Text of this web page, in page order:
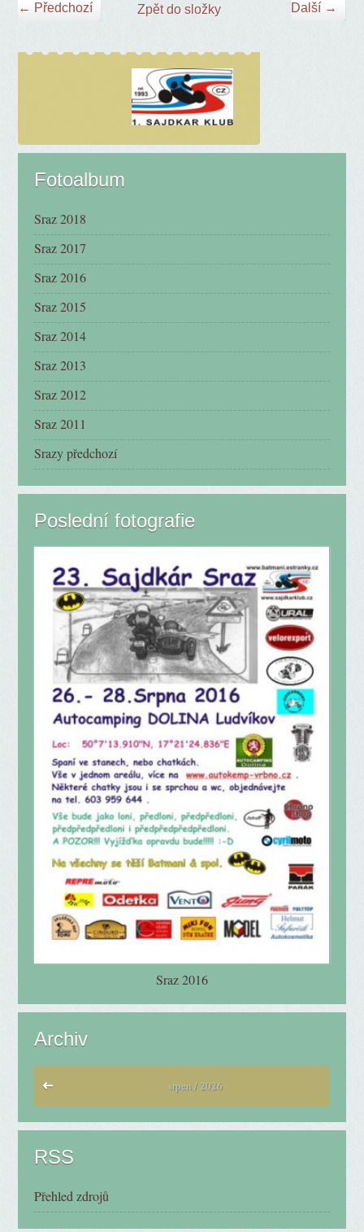
← Předchozí Další →
Zpět do složky
Fotoalbum
Sraz 2018
Sraz 2017
Sraz 2016
Sraz 2015
Sraz 2014
Sraz 2013
Sraz 2012
Sraz 2011
Srazy předchozí
Poslední fotografie
Sraz 2016
Archiv
srpen / 2026
RSS
Přehled zdrojů